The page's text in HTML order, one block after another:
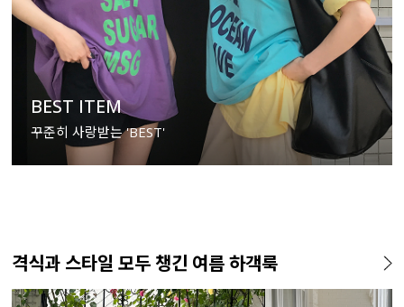
BEST ITEM
꾸준히 사랑받는 'BEST'
격식과 스타일 모두 챙긴 여름 하객룩